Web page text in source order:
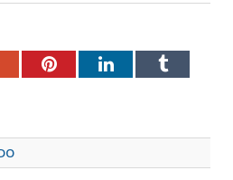
Google+PinterestLinkedInTumblr